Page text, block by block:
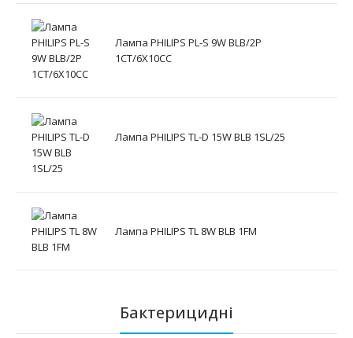
Лампа PHILIPS PL-S 9W BLB/2P
1CT/6X10CC
Лампа PHILIPS TL-D 15W BLB 1SL/25
Лампа PHILIPS TL 8W BLB 1FM
Бактерицидні